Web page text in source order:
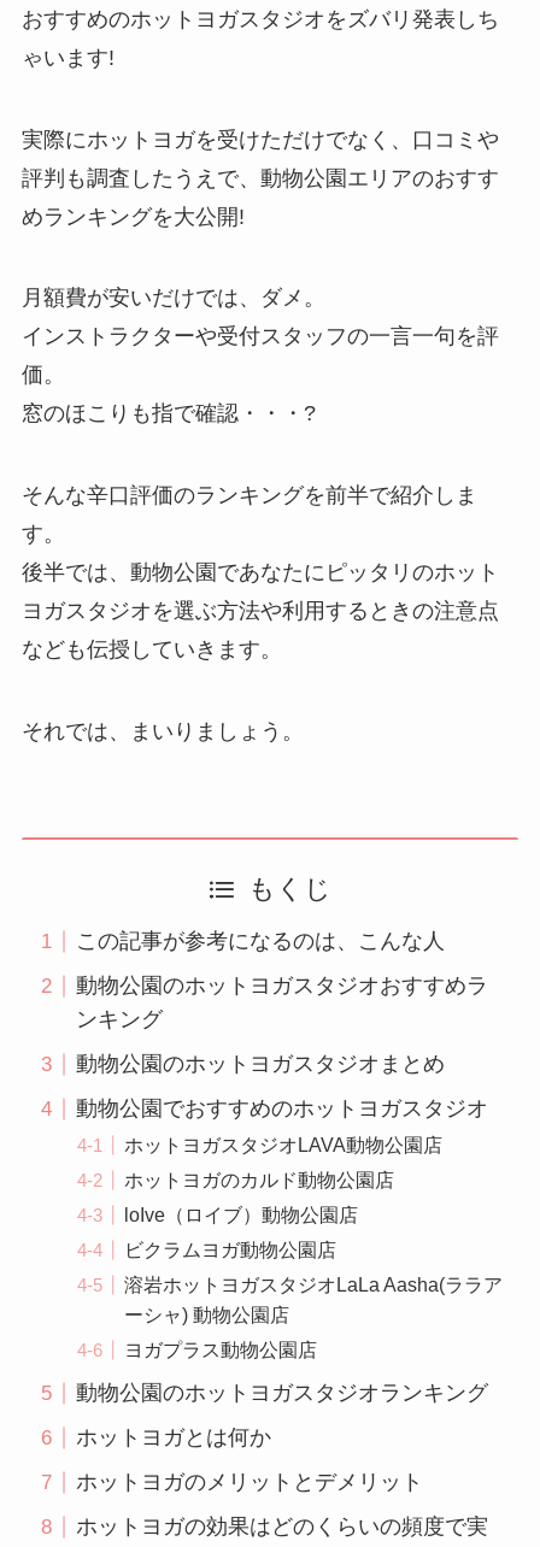
おすすめのホットヨガスタジオをズバリ発表しち
ゃいます!
実際にホットヨガを受けただけでなく、口コミや
評判も調査したうえで、動物公園エリアのおすす
めランキングを大公開!
月額費が安いだけでは、ダメ。
インストラクターや受付スタッフの一言一句を評
価。
窓のほこりも指で確認・・・?
そんな辛口評価のランキングを前半で紹介しま
す。
後半では、動物公園であなたにピッタリのホット
ヨガスタジオを選ぶ方法や利用するときの注意点
なども伝授していきます。
それでは、まいりましょう。
もくじ
この記事が参考になるのは、こんな人
動物公園のホットヨガスタジオおすすめラ
ンキング
動物公園のホットヨガスタジオまとめ
動物公園でおすすめのホットヨガスタジオ
ホットヨガスタジオLAVA動物公園店
ホットヨガのカルド動物公園店
loIve（ロイブ）動物公園店
ビクラムヨガ動物公園店
溶岩ホットヨガスタジオLaLa Aasha(ララア
ーシャ) 動物公園店
ヨガプラス動物公園店
動物公園のホットヨガスタジオランキング
ホットヨガとは何か
ホットヨガのメリットとデメリット
ホットヨガの効果はどのくらいの頻度で実